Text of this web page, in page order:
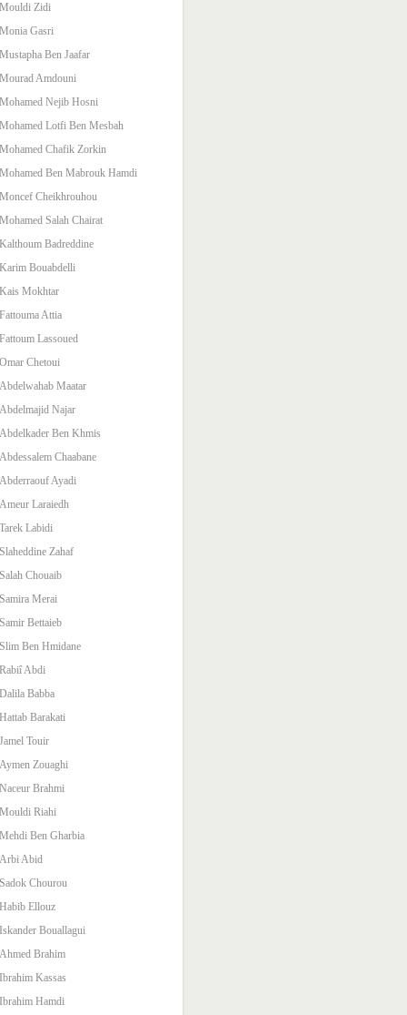
Mouldi Zidi
Monia Gasri
Mustapha Ben Jaafar
Mourad Amdouni
Mohamed Nejib Hosni
Mohamed Lotfi Ben Mesbah
Mohamed Chafik Zorkin
Mohamed Ben Mabrouk Hamdi
Moncef Cheikhrouhou
Mohamed Salah Chairat
Kalthoum Badreddine
Karim Bouabdelli
Kais Mokhtar
Fattouma Attia
Fattoum Lassoued
Omar Chetoui
Abdelwahab Maatar
Abdelmajid Najar
Abdelkader Ben Khmis
Abdessalem Chaabane
Abderraouf Ayadi
Ameur Laraiedh
Tarek Labidi
Slaheddine Zahaf
Salah Chouaib
Samira Merai
Samir Bettaieb
Slim Ben Hmidane
Rabiî Abdi
Dalila Babba
Hattab Barakati
Jamel Touir
Aymen Zouaghi
Naceur Brahmi
Mouldi Riahi
Mehdi Ben Gharbia
Arbi Abid
Sadok Chourou
Habib Ellouz
Iskander Bouallagui
Ahmed Brahim
Ibrahim Kassas
Ibrahim Hamdi